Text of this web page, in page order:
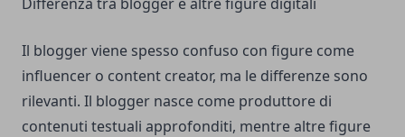
Il blogger viene spesso confuso con figure come
influencer o content creator, ma le differenze sono
rilevanti. Il blogger nasce come produttore di
contenuti testuali approfonditi, mentre altre figure